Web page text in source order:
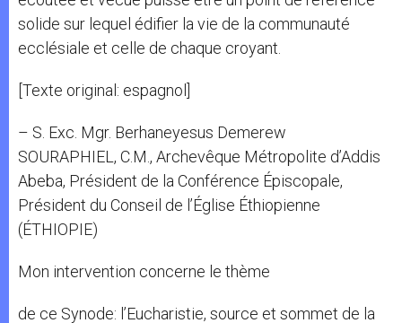
solide sur lequel édifier la vie de la communauté
ecclésiale et celle de chaque croyant.
[Texte original: espagnol]
– S. Exc. Mgr. Berhaneyesus Demerew
SOURAPHIEL, C.M., Archevêque Métropolite d’Addis
Abeba, Président de la Conférence Épiscopale,
Président du Conseil de l’Église Éthiopienne
(ÉTHIOPIE)
Mon intervention concerne le thème
de ce Synode: l’Eucharistie, source et sommet de la